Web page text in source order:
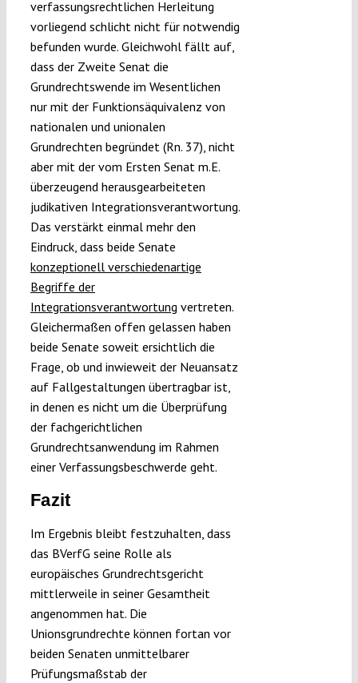
verfassungsrechtlichen Herleitung
vorliegend schlicht nicht für notwendig
befunden wurde. Gleichwohl fällt auf,
dass der Zweite Senat die
Grundrechtswende im Wesentlichen
nur mit der Funktionsäquivalenz von
nationalen und unionalen
Grundrechten begründet (Rn. 37), nicht
aber mit der vom Ersten Senat m.E.
überzeugend herausgearbeiteten
judikativen Integrationsverantwortung.
Das verstärkt einmal mehr den
Eindruck, dass beide Senate
konzeptionell verschiedenartige
Begriffe der
Integrationsverantwortung vertreten.
Gleichermaßen offen gelassen haben
beide Senate soweit ersichtlich die
Frage, ob und inwieweit der Neuansatz
auf Fallgestaltungen übertragbar ist,
in denen es nicht um die Überprüfung
der fachgerichtlichen
Grundrechtsanwendung im Rahmen
einer Verfassungsbeschwerde geht.
Fazit
Im Ergebnis bleibt festzuhalten, dass
das BVerfG seine Rolle als
europäisches Grundrechtsgericht
mittlerweile in seiner Gesamtheit
angenommen hat. Die
Unionsgrundrechte können fortan vor
beiden Senaten unmittelbarer
Prüfungsmaßstab der